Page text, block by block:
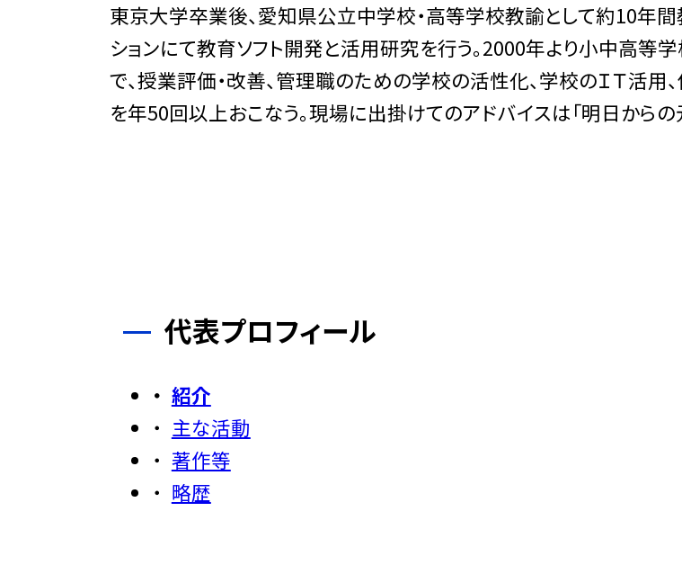
東京大学卒業後、愛知県公立中学校・高等学校教諭として約10年
ションにて教育ソフト開発と活用研究を行う。2000年より小中高等
で、授業評価・改善、管理職のための学校の活性化、学校のＩＴ活用
を年50回以上おこなう。現場に出掛けてのアドバイスは「明日からの
代表プロフィール
紹介
主な活動
著作等
略歴